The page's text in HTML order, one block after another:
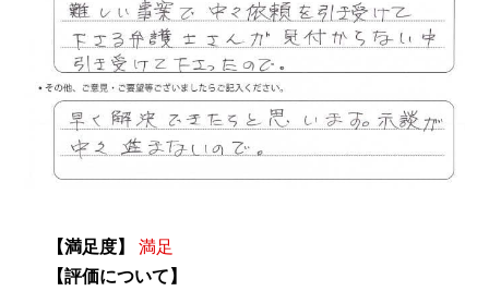
【満足度】
満足
【評価について】